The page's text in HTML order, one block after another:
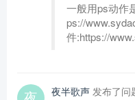
一般用ps动作
ps://
件:https://
夜半歌声 发布了问